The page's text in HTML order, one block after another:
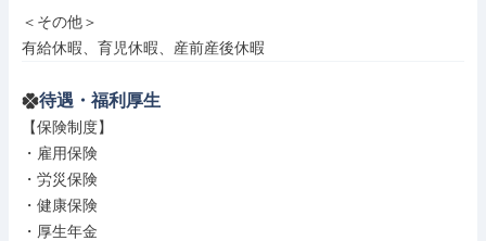
＜その他＞
有給休暇、育児休暇、産前産後休暇
待遇・福利厚生
【保険制度】
・雇用保険
・労災保険
・健康保険
・厚生年金